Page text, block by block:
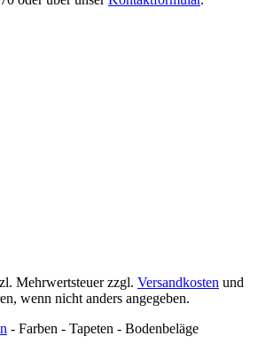
Mehrwertsteuer zzgl. Versandkosten und
wenn nicht anders angegeben.
- Farben - Tapeten - Bodenbeläge